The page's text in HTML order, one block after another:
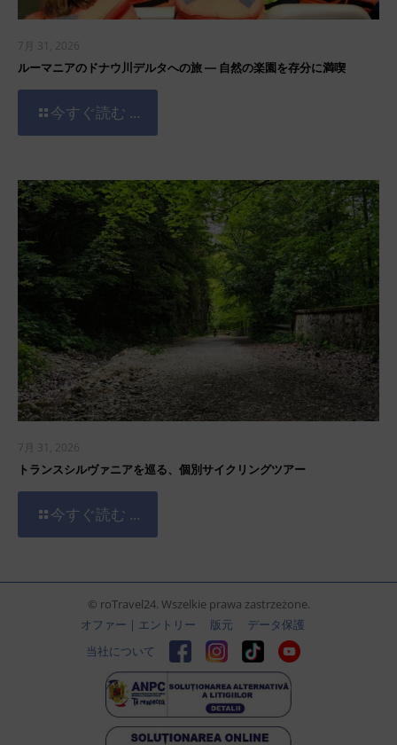
7月 31, 2026
ルーマニアのドナウ川デルタへの旅 ― 自然の楽園を存分に満喫
今すぐ読む ...
7月 31, 2026
トランスシルヴァニアを巡る、個別サイクリングツアー
今すぐ読む ...
© roTravel24. Wszelkie prawa zastrzeżone.
オファー | エントリー
版元
データ保護
当社について